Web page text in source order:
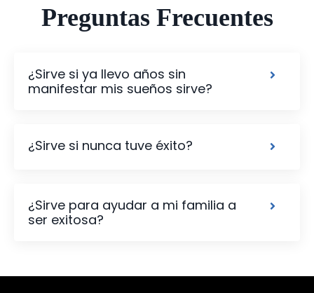
Preguntas Frecuentes
¿Sirve si ya llevo años sin
manifestar mis sueños sirve?
¿Sirve si nunca tuve éxito?
¿Sirve para ayudar a mi familia a
ser exitosa?